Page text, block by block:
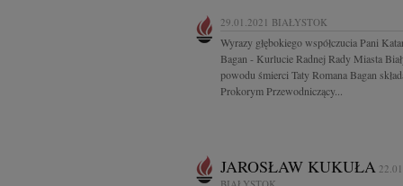
29.01.2021 BIAŁYSTOK
Wyrazy głębokiego współczucia Pani
Bagan - Kurlucie Radnej Rady Miasta
powodu śmierci Taty Romana Bagan
Prokorym Przewodniczący...
JAROSŁAW KUKUŁA